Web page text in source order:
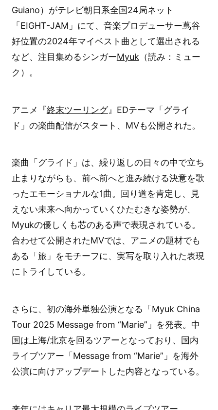
Guiano）がテレビ朝日系全国24局ネット
「EIGHT-JAM」にて、音楽プロデューサー蔦谷
好位置の2024年マイベスト曲として選出される
など、注目集めるシンガーMyuk （読み：ミュー
ク）。
アニメ『終末ツーリング』EDテーマ「グライ
ド」の楽曲配信がスタート、MVも公開された。
楽曲「グライド」は、繰り返しの日々の中で立ち
止まりながらも、前へ前へと進み続ける決意を歌
ったエモーショナルな1曲。回り道を肯定し、見
えない未来へ向かっていくひたむきな姿勢が、
Myukの優しくも芯のある声で表現されている。
合わせて公開されたMVでは、アニメの題材でも
ある「旅」をモチーフに、実写を取り入れた表現
にトライしている。
さらに、初の海外単独公演となる「Myuk China
Tour 2025 Message from “Marie”」を発表。中
国は上海/北京を回るツアーとなっており、国内
ライブツアー「Message from “Marie”」を海外
公演に向けアップデートした内容となっている。